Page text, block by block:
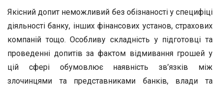
Якісний допит неможливий без обізнаності у специфіці
діяльності банку, інших фінансових установ, страхових
компаній тощо. Особливу складність у підготовці та
проведенні допитів за фактом відмивання грошей у
цій сфері обумовлює наявність зв’язків між
злочинцями та представниками банків, влади та